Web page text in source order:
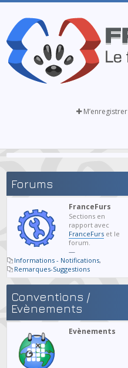
M’enregistrer
Forums
FranceFurs
Sections en
rapport avec
FranceFurs et le
forum.
—
Informations - Notifications,
Remarques-Suggestions
Conventions /
Evènements
Evènements